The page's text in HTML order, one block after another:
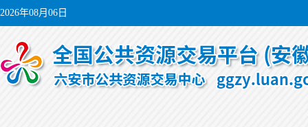
2026年08月06日